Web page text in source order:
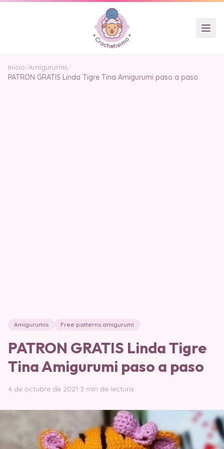
Inicio/Amigurumis/
PATRON GRATIS Linda Tigre Tina Amigurumi paso a paso
Amigurumis Free patterns amigurumi
PATRON GRATIS Linda Tigre
Tina Amigurumi paso a paso
4 de octubre de 2021·3 min de lectura